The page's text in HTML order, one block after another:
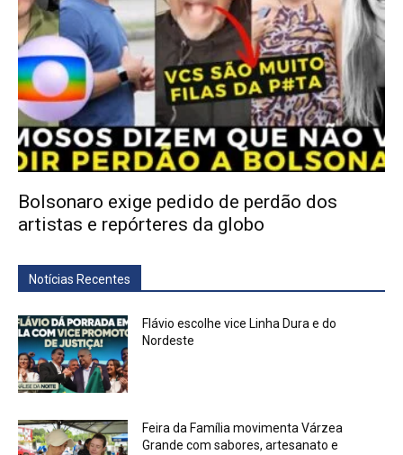
Bolsonaro exige pedido de perdão dos
artistas e repórteres da globo
Notícias Recentes
Flávio escolhe vice Linha Dura e do
Nordeste
Feira da Família movimenta Várzea
Grande com sabores, artesanato e